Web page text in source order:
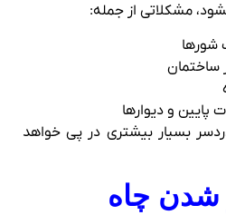
مشکلاتی از جمله:
شورها
ساختمان
پایین و دیوارها
بسیار بیشتری در پی خواهد
شدن چاه